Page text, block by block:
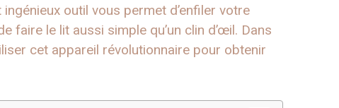
outil vous permet d’enfiler votre
faire le lit aussi simple qu’un clin d’œil. Dans
cet appareil révolutionnaire pour obtenir